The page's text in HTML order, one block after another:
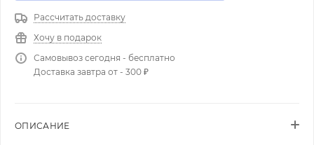
Рассчитать доставку
Хочу в подарок
Самовывоз сегодня - бесплатно
Доставка завтра от - 300 ₽
ОПИСАНИЕ